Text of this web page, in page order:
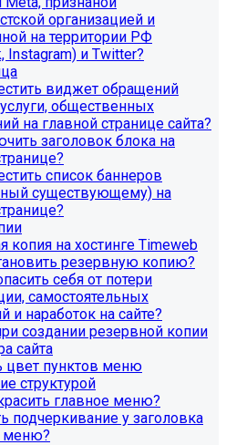
безопасности
организацией и
на территории РФ
Instagram) и Twitter?
виджет обращений
общественных
на главной странице сайта?
заголовок блока на
список баннеров
существующему) на
копия на хостинге Timeweb
резервную копию?
себя от потери
самостоятельных
и наработок на сайте?
создании резервной копии
сайта
цвет пунктов меню
структурой
главное меню?
подчеркивание у заголовка
меню?